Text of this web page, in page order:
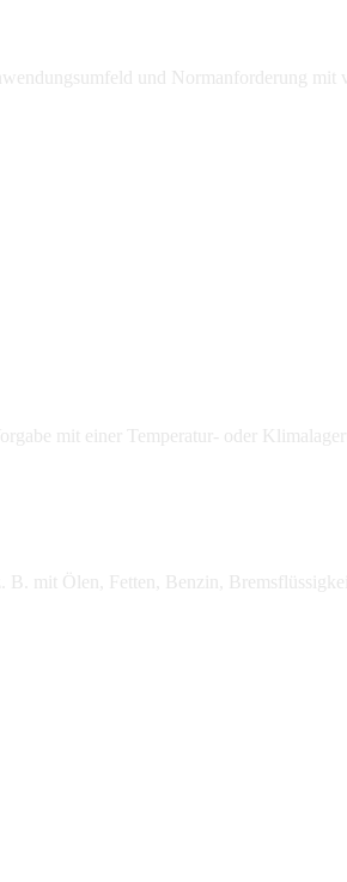
und Normanforderung mit
mit einer Temperatur- oder
mit Ölen, Fetten, Benzin,